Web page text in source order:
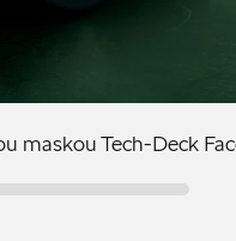
maskou Tech-Deck